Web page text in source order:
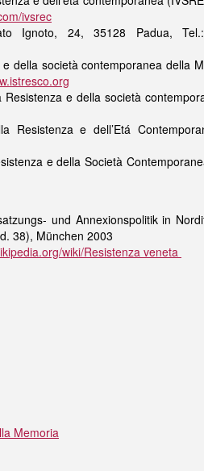
ivsrec
Ignoto, 24, 35128 Padua,
della società contemporanea della
e della società
Resistenza e dell’Etá
e della Società
und Annexionspolitik in
38), München 2003
wiki/Resistenza veneta
Memoria